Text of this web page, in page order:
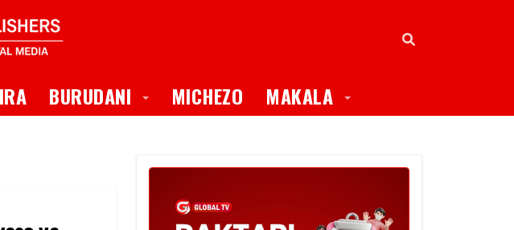
BURUDANI Toggle Dropdown
MICHEZO MAKALA Toggle Dropdown